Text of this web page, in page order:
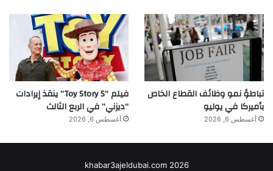
تباطؤ نمو وظائف القطاع الخاص
بأميركا في يوليو
أغسطس 6, 2026
فيلم “Toy Story 5” ينقذ إيرادات
“ديزني” في الربع الثالث
أغسطس 6, 2026
khabar3ajeldubai.com 2026